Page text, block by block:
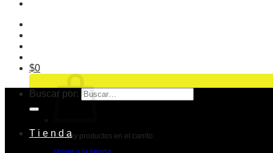
$0
No hay productos en el carrito.
Buscar por:
T i e n d a